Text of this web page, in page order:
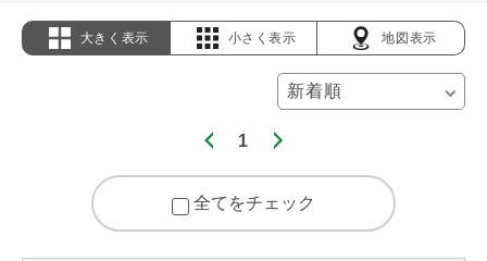
大きく表示 小さく表示 地図表示
1
全てをチェック